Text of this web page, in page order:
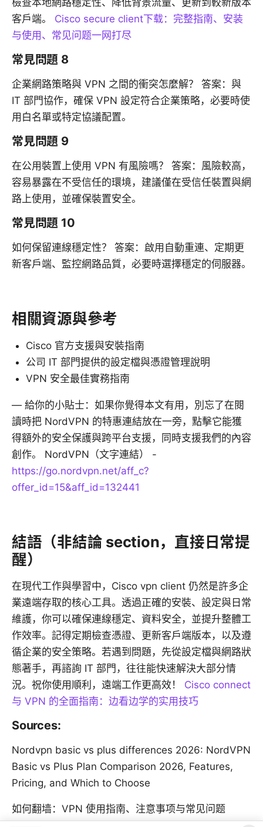
客戶端。 Cisco secure client下载：完整指南、安装
与使用、常见问题一网打尽
常見問題 8
企業網路策略與 VPN 之間的衝突怎麼解？ 答案：與
IT 部門協作，確保 VPN 設定符合企業策略，必要時使
用白名單或特定協議配置。
常見問題 9
在公用裝置上使用 VPN 有風險嗎？ 答案：風險較高，
容易暴露在不受信任的環境，建議僅在受信任裝置與網
路上使用，並確保裝置安全。
常見問題 10
如何保留連線穩定性？ 答案：啟用自動重連、定期更
新客戶端、監控網路品質，必要時選擇穩定的伺服器。
相關資源與參考
Cisco 官方支援與安裝指南
公司 IT 部門提供的設定檔與憑證管理說明
VPN 安全最佳實務指南
— 給你的小貼士：如果你覺得本文有用，別忘了在閱
讀時把 NordVPN 的特惠連結放在一旁，點擊它能獲
得額外的安全保護與跨平台支援，同時支援我們的內容
創作。 NordVPN（文字連結） -
https://go.nordvpn.net/aff_c?
offer_id=15&aff_id=132441
結語（非結論 section，直接日常提
醒）
在現代工作與學習中，Cisco vpn client 仍然是許多企
業遠端存取的核心工具。透過正確的安裝、設定與日常
維護，你可以確保連線穩定、資料安全，並提升整體工
作效率。記得定期檢查憑證、更新客戶端版本，以及遵
循企業的安全策略。若遇到問題，先從設定檔與網路狀
態著手，再諮詢 IT 部門，往往能快速解決大部分情
況。祝你使用順利，遠端工作更高效！ Cisco connect
与 VPN 的全面指南：边看边学的实用技巧
Sources:
Nordvpn basic vs plus differences 2026: NordVPN
Basic vs Plus Plan Comparison 2026, Features,
Pricing, and Which to Choose
如何翻墙：VPN 使用指南、注意事项与常见问题